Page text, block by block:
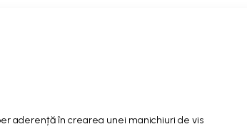
aderență în crearea unei manichiuri de vis